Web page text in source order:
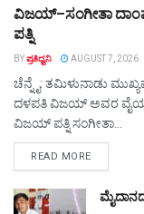
ವಿಜಯ್–ಸಂಗೀತಾ
ಪತ್ನಿ
BYಪ್ರತಿಧ್ವನಿ AUGUST 7, 2026
ಚೆನ್ನೈ: ತಮಿಳುನಾಡು
ದಳಪತಿ ವಿಜಯ್ ಅವರ
ವಿಜಯ್ ಪತ್ನಿ ಸಂಗೀತಾ...
READ MOREDETAILS